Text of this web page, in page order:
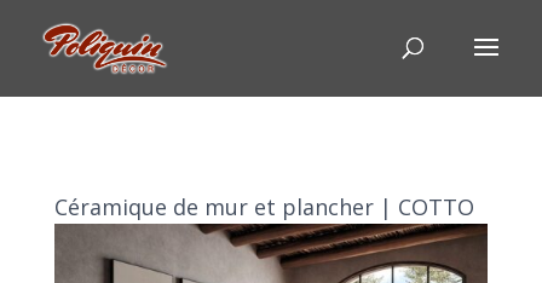
Céramique de mur et plancher | COTTO